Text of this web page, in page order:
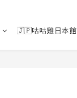
🇯🇵咕咕雞日本館